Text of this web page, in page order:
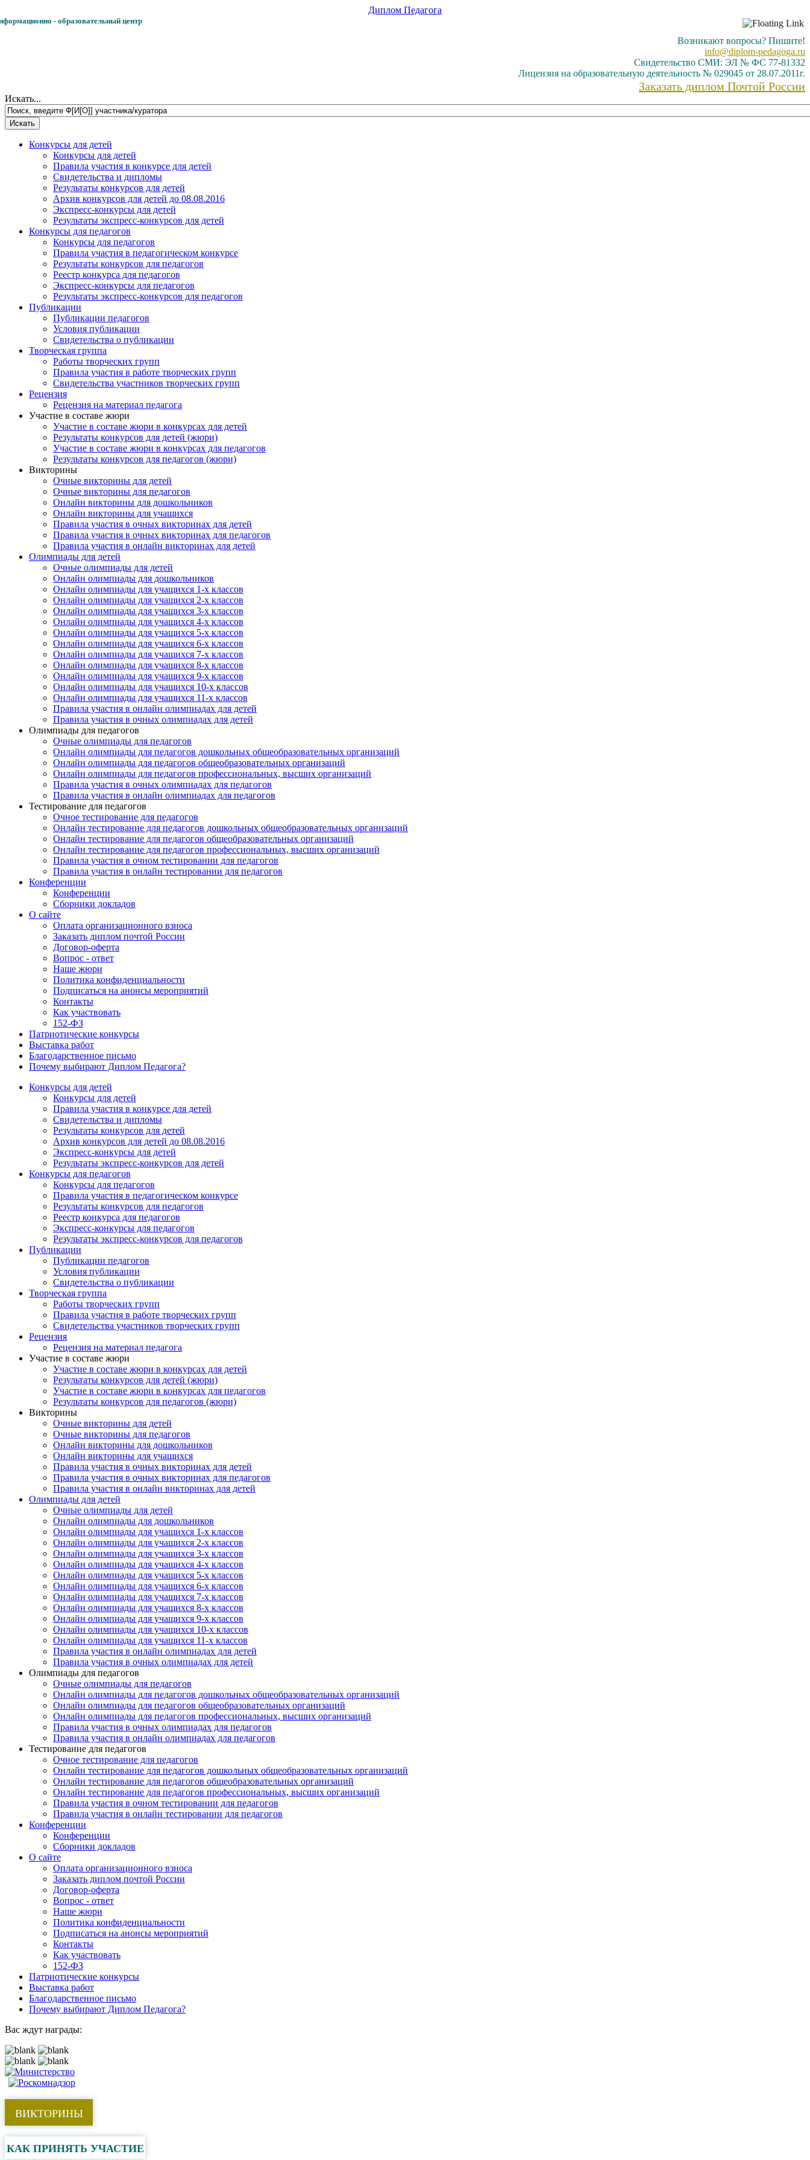
Диплом Педагога
- образовательный центр
Возникают вопросы? Пишите!
info@diplom-pedagoga.ru
Свидетельство СМИ: ЭЛ № ФС 77-81332
Лицензия на образовательную деятельность № 029045 от 28.07.2011г.
Заказать диплом Почтой России
Искать...
Конкурсы для детей
Конкурсы для детей
Правила участия в конкурсе для детей
Свидетельства и дипломы
Результаты конкурсов для детей
Архив конкурсов для детей до 08.08.2016
Экспресс-конкурсы для детей
Результаты экспресс-конкурсов для детей
Конкурсы для педагогов
Конкурсы для педагогов
Правила участия в педагогическом конкурсе
Результаты конкурсов для педагогов
Реестр конкурса для педагогов
Экспресс-конкурсы для педагогов
Результаты экспресс-конкурсов для педагогов
Публикации
Публикации педагогов
Условия публикации
Свидетельства о публикации
Творческая группа
Работы творческих групп
Правила участия в работе творческих групп
Свидетельства участников творческих групп
Рецензия
Рецензия на материал педагога
Участие в составе жюри
Участие в составе жюри в конкурсах для детей
Результаты конкурсов для детей (жюри)
Участие в составе жюри в конкурсах для педагогов
Результаты конкурсов для педагогов (жюри)
Викторины
Очные викторины для детей
Очные викторины для педагогов
Онлайн викторины для дошкольников
Онлайн викторины для учащихся
Правила участия в очных викторинах для детей
Правила участия в очных викторинах для педагогов
Правила участия в онлайн викторинах для детей
Олимпиады для детей
Очные олимпиады для детей
Онлайн олимпиады для дошкольников
Онлайн олимпиады для учащихся 1-х классов
Онлайн олимпиады для учащихся 2-х классов
Онлайн олимпиады для учащихся 3-х классов
Онлайн олимпиады для учащихся 4-х классов
Онлайн олимпиады для учащихся 5-х классов
Онлайн олимпиады для учащихся 6-х классов
Онлайн олимпиады для учащихся 7-х классов
Онлайн олимпиады для учащихся 8-х классов
Онлайн олимпиады для учащихся 9-х классов
Онлайн олимпиады для учащихся 10-х классов
Онлайн олимпиады для учащихся 11-х классов
Правила участия в онлайн олимпиадах для детей
Правила участия в очных олимпиадах для детей
Олимпиады для педагогов
Очные олимпиады для педагогов
Онлайн олимпиады для педагогов дошкольных общеобразовательных организаций
Онлайн олимпиады для педагогов общеобразовательных организаций
Онлайн олимпиады для педагогов профессиональных, высших организаций
Правила участия в очных олимпиадах для педагогов
Правила участия в онлайн олимпиадах для педагогов
Тестирование для педагогов
Очное тестирование для педагогов
Онлайн тестирование для педагогов дошкольных общеобразовательных организаций
Онлайн тестирование для педагогов общеобразовательных организаций
Онлайн тестирование для педагогов профессиональных, высших организаций
Правила участия в очном тестировании для педагогов
Правила участия в онлайн тестировании для педагогов
Конференции
Конференции
Сборники докладов
О сайте
Оплата организационного взноса
Заказать диплом почтой России
Договор-оферта
Вопрос - ответ
Наше жюри
Политика конфиденциальности
Подписаться на анонсы мероприятий
Контакты
Как участвовать
152-ФЗ
Патриотические конкурсы
Выставка работ
Благодарственное письмо
Почему выбирают Диплом Педагога?
Конкурсы для детей
Конкурсы для детей
Правила участия в конкурсе для детей
Свидетельства и дипломы
Результаты конкурсов для детей
Архив конкурсов для детей до 08.08.2016
Экспресс-конкурсы для детей
Результаты экспресс-конкурсов для детей
Конкурсы для педагогов
Конкурсы для педагогов
Правила участия в педагогическом конкурсе
Результаты конкурсов для педагогов
Реестр конкурса для педагогов
Экспресс-конкурсы для педагогов
Результаты экспресс-конкурсов для педагогов
Публикации
Публикации педагогов
Условия публикации
Свидетельства о публикации
Творческая группа
Работы творческих групп
Правила участия в работе творческих групп
Свидетельства участников творческих групп
Рецензия
Рецензия на материал педагога
Участие в составе жюри
Участие в составе жюри в конкурсах для детей
Результаты конкурсов для детей (жюри)
Участие в составе жюри в конкурсах для педагогов
Результаты конкурсов для педагогов (жюри)
Викторины
Очные викторины для детей
Очные викторины для педагогов
Онлайн викторины для дошкольников
Онлайн викторины для учащихся
Правила участия в очных викторинах для детей
Правила участия в очных викторинах для педагогов
Правила участия в онлайн викторинах для детей
Олимпиады для детей
Очные олимпиады для детей
Онлайн олимпиады для дошкольников
Онлайн олимпиады для учащихся 1-х классов
Онлайн олимпиады для учащихся 2-х классов
Онлайн олимпиады для учащихся 3-х классов
Онлайн олимпиады для учащихся 4-х классов
Онлайн олимпиады для учащихся 5-х классов
Онлайн олимпиады для учащихся 6-х классов
Онлайн олимпиады для учащихся 7-х классов
Онлайн олимпиады для учащихся 8-х классов
Онлайн олимпиады для учащихся 9-х классов
Онлайн олимпиады для учащихся 10-х классов
Онлайн олимпиады для учащихся 11-х классов
Правила участия в онлайн олимпиадах для детей
Правила участия в очных олимпиадах для детей
Олимпиады для педагогов
Очные олимпиады для педагогов
Онлайн олимпиады для педагогов дошкольных общеобразовательных организаций
Онлайн олимпиады для педагогов общеобразовательных организаций
Онлайн олимпиады для педагогов профессиональных, высших организаций
Правила участия в очных олимпиадах для педагогов
Правила участия в онлайн олимпиадах для педагогов
Тестирование для педагогов
Очное тестирование для педагогов
Онлайн тестирование для педагогов дошкольных общеобразовательных организаций
Онлайн тестирование для педагогов общеобразовательных организаций
Онлайн тестирование для педагогов профессиональных, высших организаций
Правила участия в очном тестировании для педагогов
Правила участия в онлайн тестировании для педагогов
Конференции
Конференции
Сборники докладов
О сайте
Оплата организационного взноса
Заказать диплом почтой России
Договор-оферта
Вопрос - ответ
Наше жюри
Политика конфиденциальности
Подписаться на анонсы мероприятий
Контакты
Как участвовать
152-ФЗ
Патриотические конкурсы
Выставка работ
Благодарственное письмо
Почему выбирают Диплом Педагога?
Вас ждут награды:
ВИКТОРИНЫ
КАК ПРИНЯТЬ УЧАСТИЕ